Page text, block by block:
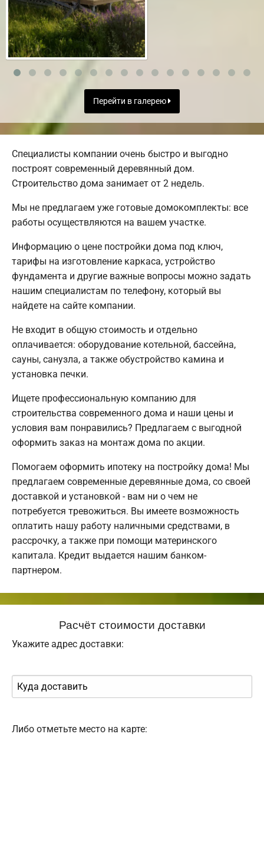
Перейти в галерею
Специалисты компании очень быстро и выгодно
построят современный деревянный дом.
Строительство дома занимает от 2 недель.
Мы не предлагаем уже готовые домокомплекты: все
работы осуществляются на вашем участке.
Информацию о цене постройки дома под ключ,
тарифы на изготовление каркаса, устройство
фундамента и другие важные вопросы можно задать
нашим специалистам по телефону, который вы
найдете на сайте компании.
Не входит в общую стоимость и отдельно
оплачивается: оборудование котельной, бассейна,
сауны, санузла, а также обустройство камина и
установка печки.
Ищете профессиональную компанию для
строительства современного дома и наши цены и
условия вам понравились? Предлагаем с выгодной
оформить заказ на монтаж дома по акции.
Помогаем оформить ипотеку на постройку дома! Мы
предлагаем современные деревянные дома, со своей
доставкой и установкой - вам ни о чем не
потребуется тревожиться. Вы имеете возможность
оплатить нашу работу наличными средствами, в
рассрочку, а также при помощи материнского
капитала. Кредит выдается нашим банком-
партнером.
Расчёт стоимости доставки
Укажите адрес доставки:
Либо отметьте место на карте: